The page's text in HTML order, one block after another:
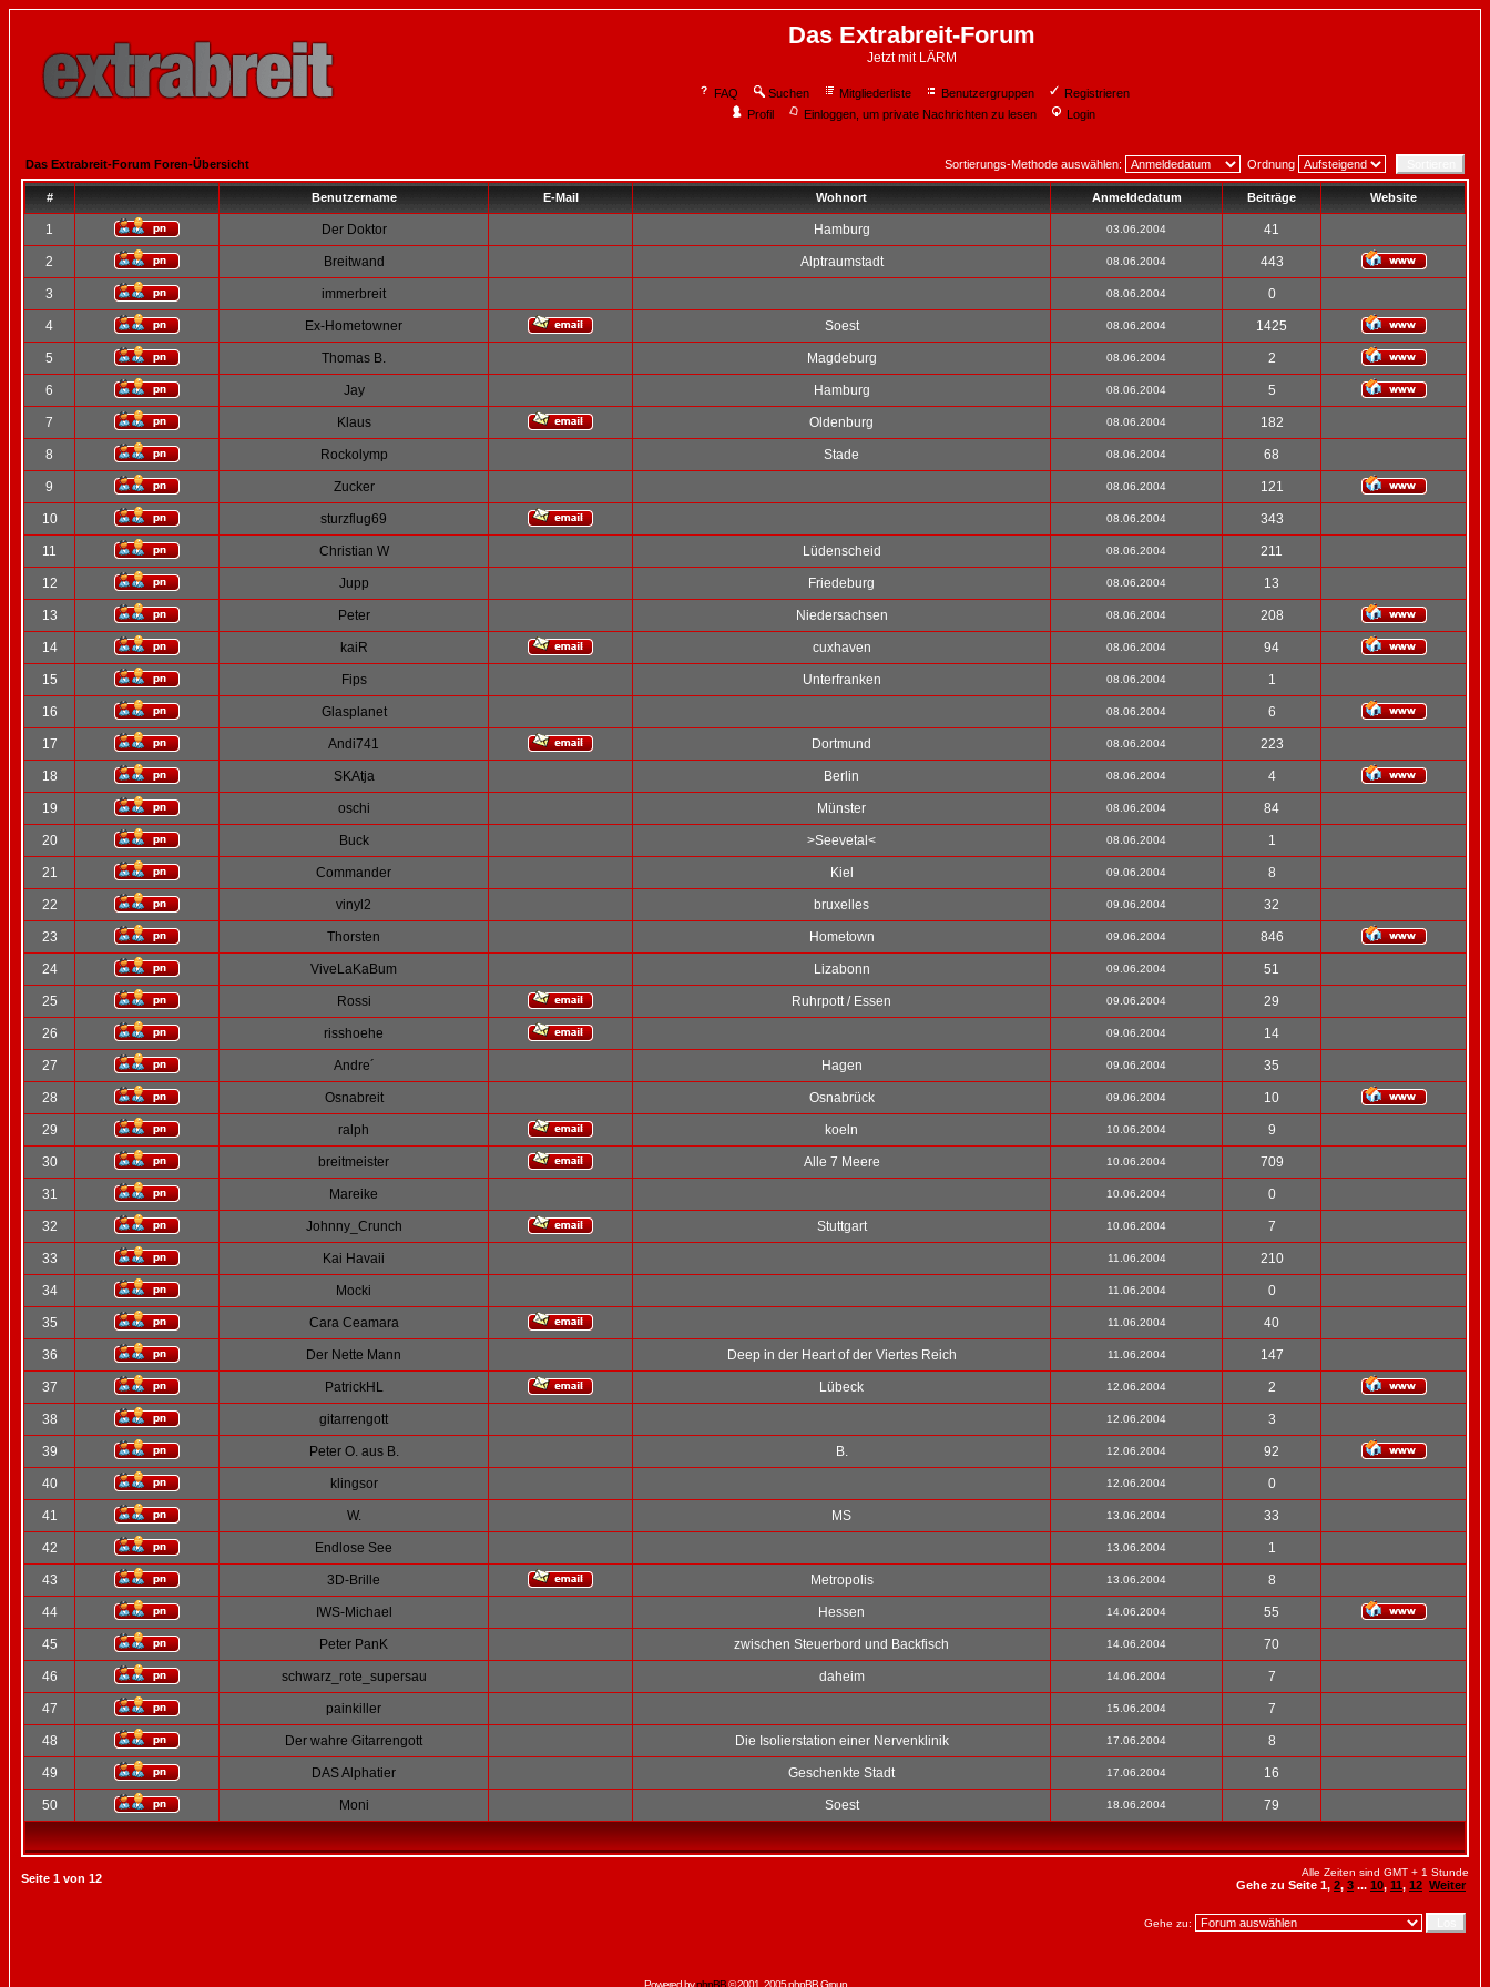
Das Extrabreit-Forum
Jetzt mit LÄRM
FAQ Suchen Mitgliederliste Benutzergruppen
Registrieren
Profil
Einloggen, um private Nachrichten zu lesen Login
Das Extrabreit-Forum Foren-Übersicht Sortierungs-Methode auswählen: Ordnung
# Benutzername E-Mail Wohnort Anmeldedatum Beiträge Website
1 Der Doktor Hamburg 03.06.2004 41
2 Breitwand Alptraumstadt 08.06.2004 443
3 immerbreit 08.06.2004 0
4 Ex-Hometowner Soest 08.06.2004 1425
5 Thomas B. Magdeburg 08.06.2004 2
6 Jay Hamburg 08.06.2004 5
7 Klaus Oldenburg 08.06.2004 182
8 Rockolymp Stade 08.06.2004 68
9 Zucker 08.06.2004 121
10 sturzflug69 08.06.2004 343
11 Christian W Lüdenscheid 08.06.2004 211
12 Jupp Friedeburg 08.06.2004 13
13 Peter Niedersachsen 08.06.2004 208
14 kaiR cuxhaven 08.06.2004 94
15 Fips Unterfranken 08.06.2004 1
16 Glasplanet 08.06.2004 6
17 Andi741 Dortmund 08.06.2004 223
18 SKAtja Berlin 08.06.2004 4
19 oschi Münster 08.06.2004 84
20 Buck >Seevetal< 08.06.2004 1
21 Commander Kiel 09.06.2004 8
22 vinyl2 bruxelles 09.06.2004 32
23 Thorsten Hometown 09.06.2004 846
24 ViveLaKaBum Lizabonn 09.06.2004 51
25 Rossi Ruhrpott / Essen 09.06.2004 29
26 risshoehe 09.06.2004 14
27 Andre´ Hagen 09.06.2004 35
28 Osnabreit Osnabrück 09.06.2004 10
29 ralph koeln 10.06.2004 9
30 breitmeister Alle 7 Meere 10.06.2004 709
31 Mareike 10.06.2004 0
32 Johnny_Crunch Stuttgart 10.06.2004 7
33 Kai Havaii 11.06.2004 210
34 Mocki 11.06.2004 0
35 Cara Ceamara 11.06.2004 40
36 Der Nette Mann Deep in der Heart of der Viertes Reich 11.06.2004 147
37 PatrickHL Lübeck 12.06.2004 2
38 gitarrengott 12.06.2004 3
39 Peter O. aus B. B. 12.06.2004 92
40 klingsor 12.06.2004 0
41 W. MS 13.06.2004 33
42 Endlose See 13.06.2004 1
43 3D-Brille Metropolis 13.06.2004 8
44 IWS-Michael Hessen 14.06.2004 55
45 Peter PanK zwischen Steuerbord und Backfisch 14.06.2004 70
46 schwarz_rote_supersau daheim 14.06.2004 7
47 painkiller 15.06.2004 7
48 Der wahre Gitarrengott Die Isolierstation einer Nervenklinik 17.06.2004 8
49 DAS Alphatier Geschenkte Stadt 17.06.2004 16
50 Moni Soest 18.06.2004 79
Seite 1 von 12 Alle Zeiten sind GMT + 1 Stunde
Gehe zu Seite 1, 2, 3 ... 10, 11, 12 Weiter
Gehe zu:
Powered byphpBB© 2001, 2005 phpBB Group